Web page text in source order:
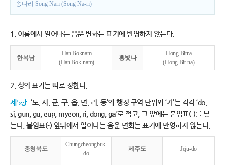
송나리 Song Nari (Song Na-ri)
1. 이름에서 일어나는 음운 변화는 표기에 반영하지 않는다.
한복남
Han Boknam
(Han Bok-nam)
홍빛나
Hong Bitna
(Hong Bit-na)
2. 성의 표기는 따로 정한다.
제5항 ‘도, 시, 군, 구, 읍, 면, 리, 동’의 행정 구역 단위와 ‘가’는 각각 ‘do,
si, gun, gu, eup, myeon, ri, dong, ga’로 적고, 그 앞에는 붙임표(-)를 넣
는다. 붙임표(-) 앞뒤에서 일어나는 음운 변화는 표기에 반영하지 않는다.
충청북도
Chungcheongbuk-
do
제주도 Jeju-do